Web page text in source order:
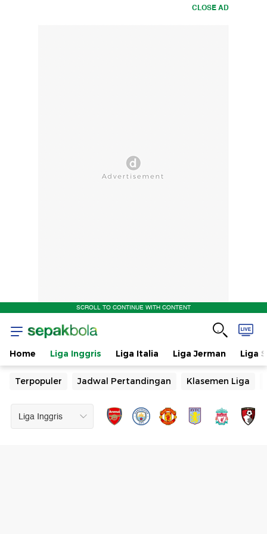
CLOSE AD
SCROLL TO CONTINUE WITH CONTENT
Home Liga Inggris Liga Italia Liga Jerman Liga
Terpopuler Jadwal Pertandingan Klasemen Liga